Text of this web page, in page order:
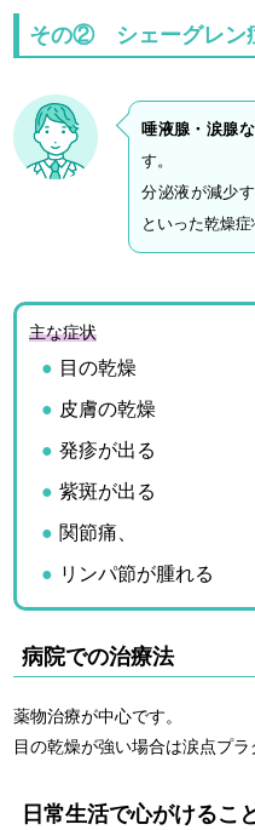
その② シェーグレン
唾液腺・涙腺
す。
分泌液が減少
といった乾燥症
主な症状
目の乾燥
皮膚の乾燥
発疹が出る
紫斑が出る
関節痛、
リンパ節が腫れる
病院での治療法
薬物治療が中心です。
目の乾燥が強い場合は涙点プ
日常生活で心がけるこ